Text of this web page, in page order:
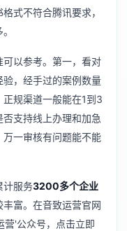
式不符合腾讯要求，
以参考。第一，看对
，经手过的案例数量
规渠道一般能在1到3
支持线上办理和加急
一审核有问题能不能
计服务3200多个企业
富。在音致运营官网
营'公众号，点击立即